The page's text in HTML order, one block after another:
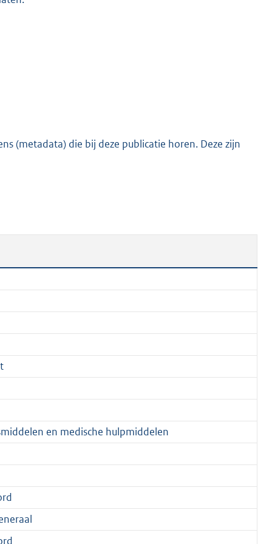
(metadata) die bij deze publicatie horen. Deze zijn
en medische hulpmiddelen